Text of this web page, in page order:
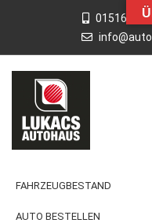
FAHRZEUGBESTAND
AUTO BESTELLEN